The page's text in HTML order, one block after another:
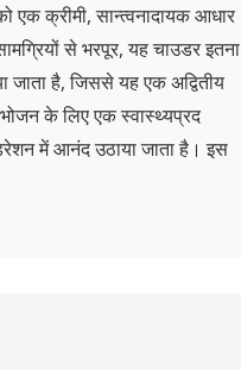
क्रीमी, सान्त्वनादायक आधार
से भरपूर, यह चाउडर इतना
जाता है, जिससे यह एक अद्वितीय
के लिए एक स्वास्थ्यप्रद
में आनंद उठाया जाता है। इस